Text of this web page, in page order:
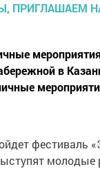
в
фестиваль
молодые